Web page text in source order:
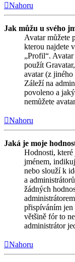
Nahoru
Jak můžu u svého
Avatar můžete
kterou najdete
„Profil“.
použít
avatar (z
Záleží na
povoleno a
nemůžete
Nahoru
Jaká je moje
Hodnosti,
jménem,
nebo slouží k
a
žádných
přispíváním jen
většině fór to
administrátor
Nahoru